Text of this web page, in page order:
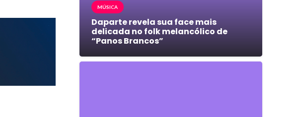
MÚSICA
Daparte revela sua face mais
delicada no folk melancólico de
“Panos Brancos”